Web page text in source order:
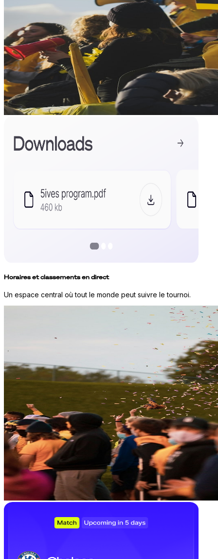
Horaires et classements en direct
Un espace central où tout le monde peut suivre le tournoi.